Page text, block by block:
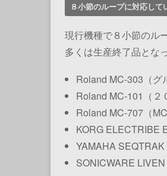
８小節のループに対応して
現行機種で８小節のル
多くは生産終了品とな
Roland MC-303 （
Roland MC-101 （
Roland MC-707（
KORG ELECTRIBE
YAMAHA SEQTRAK
SONICWARE